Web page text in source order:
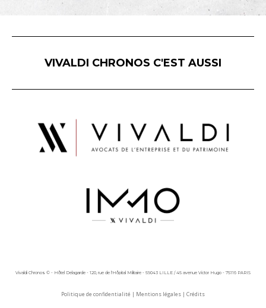
VIVALDI CHRONOS C'EST AUSSI
Vivaldi Chronos © - Hôtel Delagarde - 120, rue de l'Hôpital Militaire - 59043 LILLE / 45 avenue Victor Hugo - 75116 PARIS
Politique de confidentialité | Mentions légales | Crédits